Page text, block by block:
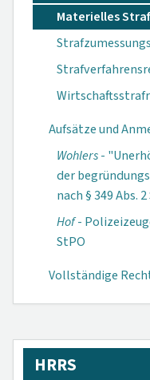
Materielles
Aufsätze und
Wohlers-
der
nach § 349 Abs.
Hof-
StPO
Vollständige
HRRS